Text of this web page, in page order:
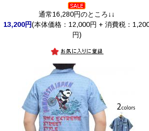
通常16,280円のところ↓↓
13,200円(本体価格：12,000円 + 消費税：
円)